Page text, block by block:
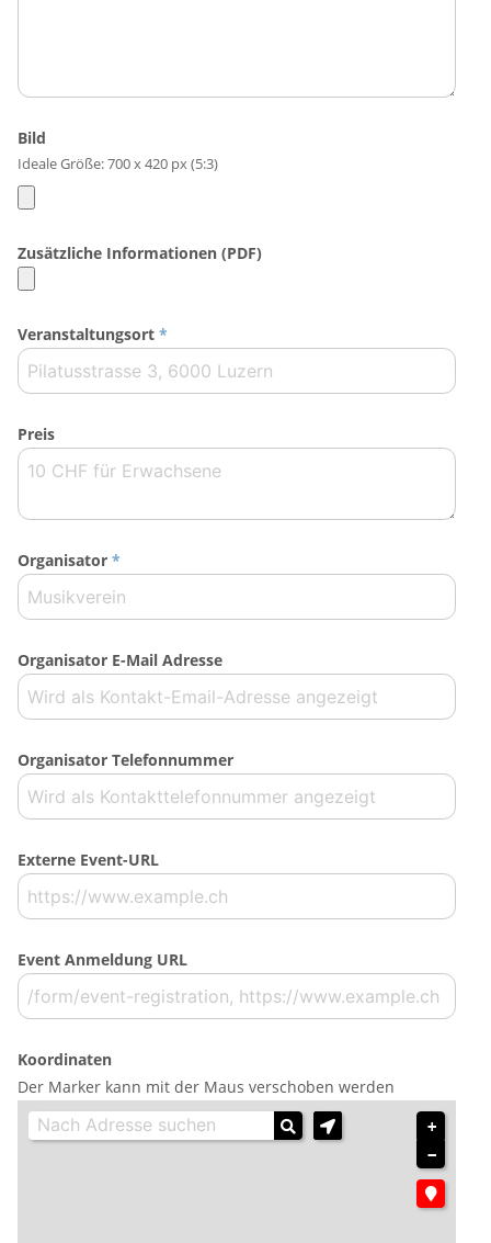
Bild
Ideale Größe: 700 x 420 px (5:3)
Zusätzliche Informationen (PDF)
Veranstaltungsort *
Preis
Organisator *
Organisator E-Mail Adresse
Organisator Telefonnummer
Externe Event-URL
Event Anmeldung URL
Koordinaten
Der Marker kann mit der Maus verschoben werden
+
−